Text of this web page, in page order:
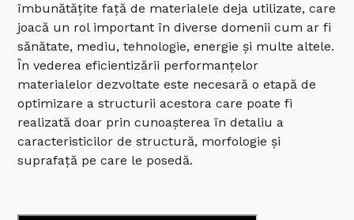
îmbunătățite față de materialele deja utilizate, care
joacă un rol important în diverse domenii cum ar fi
sănătate, mediu, tehnologie, energie și multe altele.
În vederea eficientizării performanțelor
materialelor dezvoltate este necesară o etapă de
optimizare a structurii acestora care poate fi
realizată doar prin cunoașterea în detaliu a
caracteristicilor de structură, morfologie și
suprafață pe care le posedă.